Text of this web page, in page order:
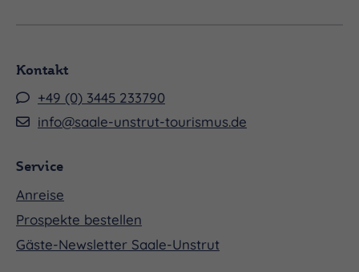
Kontakt
+49 (0) 3445 233790
info@saale-unstrut-tourismus.de
Service
Anreise
Prospekte bestellen
Gäste-Newsletter Saale-Unstrut